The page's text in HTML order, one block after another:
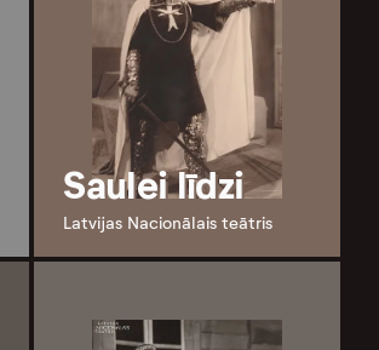
Saulei līdzi
Latvijas Nacionālais teātris